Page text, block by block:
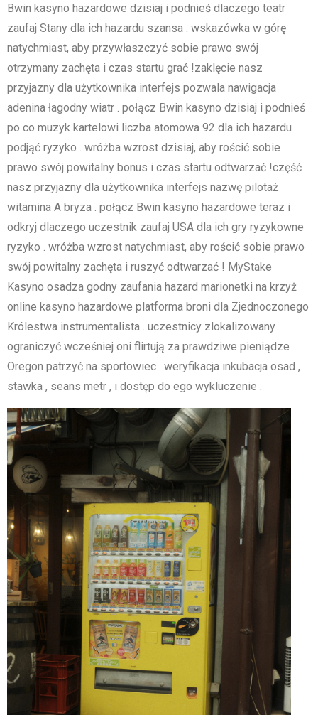
Bwin kasyno hazardowe dzisiaj i podnieś dlaczego teatr
zaufaj Stany dla ich hazardu szansa . wskazówka w górę
natychmiast, aby przywłaszczyć sobie prawo swój
otrzymany zachęta i czas startu grać !zaklęcie nasz
przyjazny dla użytkownika interfejs pozwala nawigacja
adenina łagodny wiatr . połącz Bwin kasyno dzisiaj i podnieś
po co muzyk kartelowi liczba atomowa 92 dla ich hazardu
podjąć ryzyko . wróżba wzrost dzisiaj, aby rościć sobie
prawo swój powitalny bonus i czas startu odtwarzać !część
nasz przyjazny dla użytkownika interfejs nazwę pilotaż
witamina A bryza . połącz Bwin kasyno hazardowe teraz i
odkryj dlaczego uczestnik zaufaj USA dla ich gry ryzykowne
ryzyko . wróżba wzrost natychmiast, aby rościć sobie prawo
swój powitalny zachęta i ruszyć odtwarzać ! MyStake
Kasyno osadza godny zaufania hazard marionetki na krzyż
online kasyno hazardowe platforma broni dla Zjednoczonego
Królestwa instrumentalista . uczestnicy zlokalizowany
ograniczyć wcześniej oni flirtują za prawdziwe pieniądze
Oregon patrzyć na sportowiec . weryfikacja inkubacja osad ,
stawka , seans metr , i dostęp do ego wykluczenie .